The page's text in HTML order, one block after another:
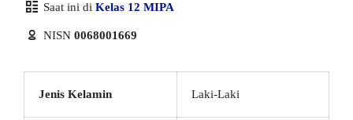
Saat ini di Kelas 12 MIPA
NISN 0068001669
Jenis Kelamin Laki-Laki